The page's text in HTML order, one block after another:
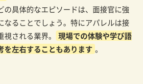
の具体的なエピソードは、面接官に強
なることでしょう。特にアパレルは接
される業界。
現場での体験や学び語
を左右することもあります 。